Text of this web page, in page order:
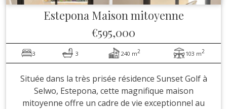
Estepona Maison mitoyenne
€595,000
3 3 240 m2 103 m2
Située dans la très prisée résidence Sunset Golf à
Selwo, Estepona, cette magnifique maison
mitoyenne offre un cadre de vie exceptionnel au